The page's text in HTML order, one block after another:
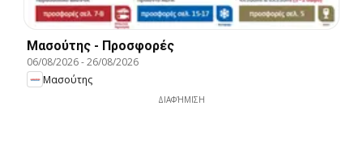
Μασούτης - Προσφορές
06/08/2026-26/08/2026
Μασούτης
ΔΙΑΦΉΜΙΣΗ